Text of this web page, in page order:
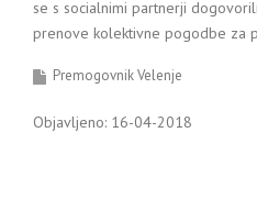
se s socialnimi partnerji
prenove kolektivne pogodbe za
Premogovnik Velenje
Objavljeno: 16-04-2018